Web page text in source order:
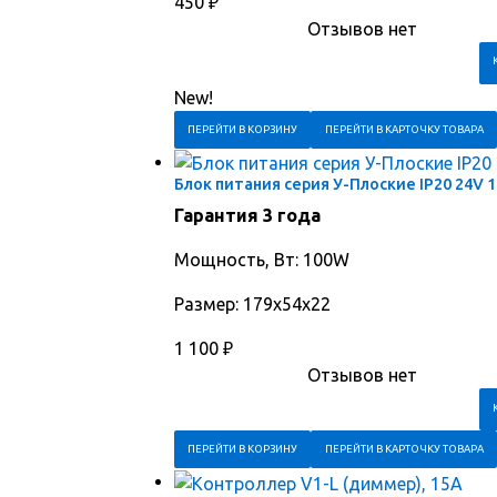
Отзывов нет
New!
ПЕРЕЙТИ В КОРЗИНУ ПЕРЕЙТИ В КАРТОЧКУ ТОВАРА
Блок питания серия У-Плоские IP20 24V
Гарантия 3 года
Мощность, Вт: 100W
Размер: 179х54х22
1 100 ₽
Отзывов нет
ПЕРЕЙТИ В КОРЗИНУ ПЕРЕЙТИ В КАРТОЧКУ ТОВАРА